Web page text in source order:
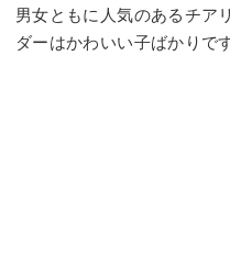
男女ともに人気のあるチア
ダーはかわいい子ばかりで